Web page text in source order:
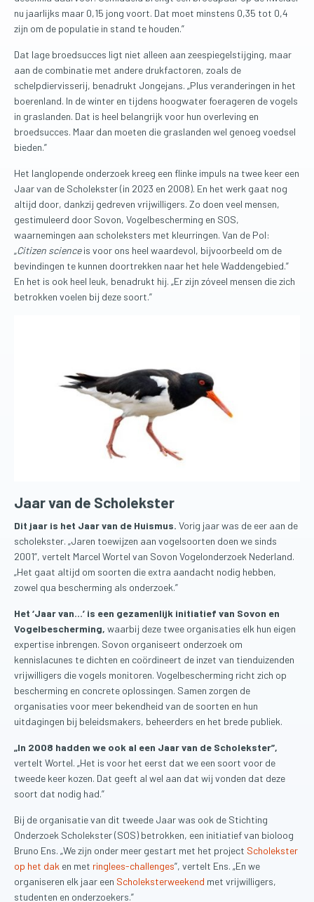
nu jaarlijks maar 0,15 jong voort. Dat moet minstens 0,35 tot 0,4
zijn om de populatie in stand te houden.”
Dat lage broedsucces ligt niet alleen aan zeespiegelstijging, maar
aan de combinatie met andere drukfactoren, zoals de
schelpdiervisserij, benadrukt Jongejans. „Plus veranderingen in het
boerenland. In de winter en tijdens hoogwater foerageren de vogels
in graslanden. Dat is heel belangrijk voor hun overleving en
broedsucces. Maar dan moeten die graslanden wel genoeg voedsel
bieden.”
Het langlopende onderzoek kreeg een flinke impuls na twee keer een
Jaar van de Scholekster (in 2023 en 2008). En het werk gaat nog
altijd door, dankzij gedreven vrijwilligers. Zo doen veel mensen,
gestimuleerd door Sovon, Vogelbescherming en SOS,
waarnemingen aan scholeksters met kleurringen. Van de Pol:
„Citizen scienceis voor ons heel waardevol, bijvoorbeeld om de
bevindingen te kunnen doortrekken naar het hele Waddengebied.”
En het is ook heel leuk, benadrukt hij. „Er zijn zóveel mensen die zich
betrokken voelen bij deze soort.”
Jaar van de Scholekster
Dit jaar is het Jaar van de Huismus. Vorig jaar was de eer aan de
scholekster. „Jaren toewijzen aan vogelsoorten doen we sinds
2001”, vertelt Marcel Wortel van Sovon Vogelonderzoek Nederland.
„Het gaat altijd om soorten die extra aandacht nodig hebben,
zowel qua bescherming als onderzoek.”
Het ‘Jaar van…’ is een gezamenlijk initiatief van Sovon en
Vogelbescherming, waarbij deze twee organisaties elk hun eigen
expertise inbrengen. Sovon organiseert onderzoek om
kennislacunes te dichten en coördineert de inzet van tienduizenden
vrijwilligers die vogels monitoren. Vogelbescherming richt zich op
bescherming en concrete oplossingen. Samen zorgen de
organisaties voor meer bekendheid van de soorten en hun
uitdagingen bij beleidsmakers, beheerders en het brede publiek.
„In 2008 hadden we ook al een Jaar van de Scholekster”,
vertelt Wortel. „Het is voor het eerst dat we een soort voor de
tweede keer kozen. Dat geeft al wel aan dat wij vonden dat deze
soort dat nodig had.”
Bij de organisatie van dit tweede Jaar was ook de Stichting
Onderzoek Scholekster (SOS) betrokken, een initiatief van bioloog
Bruno Ens. „We zijn onder meer gestart met het project Scholekster
op het dak en met ringlees-challenges”, vertelt Ens. „En we
organiseren elk jaar een Scholeksterweekend met vrijwilligers,
studenten en onderzoekers.”